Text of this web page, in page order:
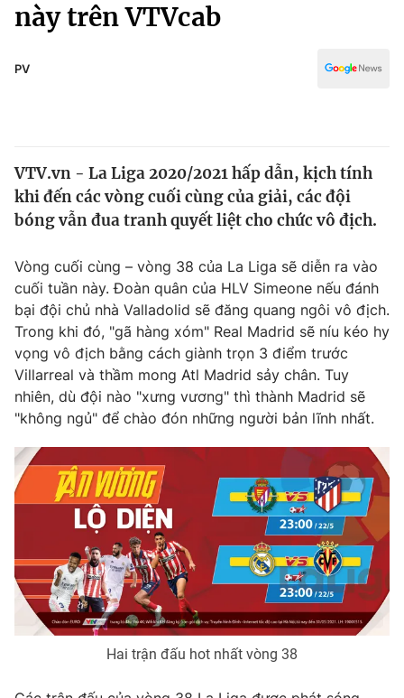
Xã hội
Pháp luật
Thế giới
Tin tức
Câu chuyện quốc tế
Kinh tế
Tài chính
Thị trường
Góc doanh nghiệp
Dữ liệu và đời sống
Truyền hình
Phim VTV
Hậu trường
Nhân vật
Khán giả
Giải sao mai
Giải trí
Điện ảnh
Âm nhạc
Sao
Du lịch
Chất lượng cuộc sống
Giáo dục
Tuyển sinh
Học trực tuyến
Công nghệ
Hitech Công nghệ tương lai
Sản phẩm
Tư vấn
Giao lưu trực tuyến
Lịch phát sóng
Văn hóa - Giải trí
này trên VTVcab
PV
VTV.vn - La Liga 2020/2021 hấp dẫn, kịch tính
khi đến các vòng cuối cùng của giải, các đội
bóng vẫn đua tranh quyết liệt cho chức vô địch.
Vòng cuối cùng – vòng 38 của La Liga sẽ diễn ra vào
cuối tuần này. Đoàn quân của HLV Simeone nếu đánh
bại đội chủ nhà Valladolid sẽ đăng quang ngôi vô địch.
Trong khi đó, "gã hàng xóm" Real Madrid sẽ níu kéo hy
vọng vô địch bằng cách giành trọn 3 điểm trước
Villarreal và thầm mong Atl Madrid sảy chân. Tuy
nhiên, dù đội nào "xưng vương" thì thành Madrid sẽ
"không ngủ" để chào đón những người bản lĩnh nhất.
Hai trận đấu hot nhất vòng 38